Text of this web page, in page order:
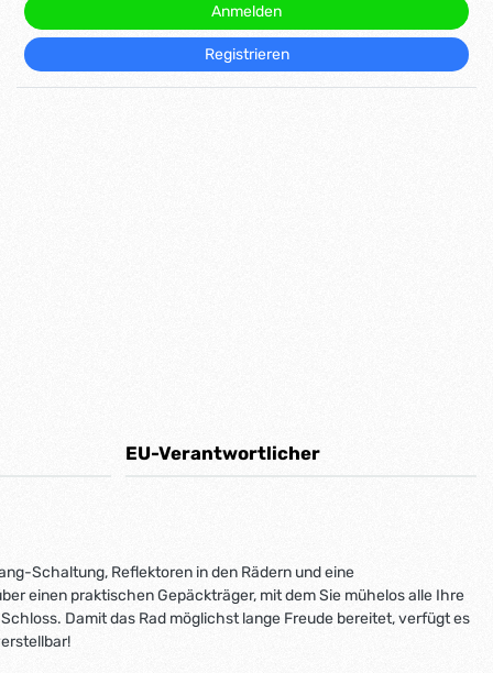
Anmelden
Registrieren
EU-Verantwortlicher
Schaltung, Reflektoren in den Rädern und eine
einen praktischen Gepäckträger, mit dem Sie mühelos alle Ihre
Damit das Rad möglichst lange Freude bereitet, verfügt es